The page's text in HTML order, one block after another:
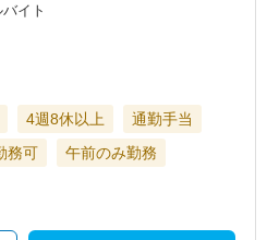
イト
4週8休以上
通勤手当
務可
午前のみ勤務